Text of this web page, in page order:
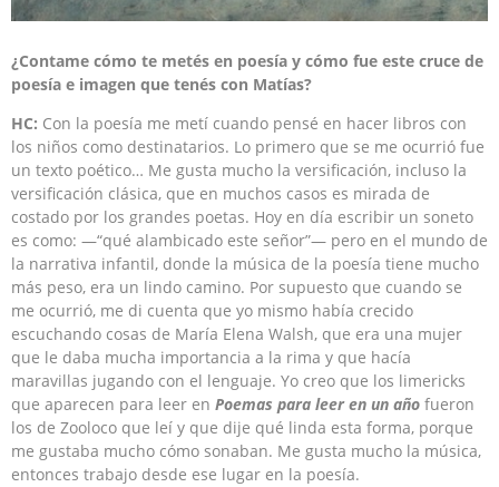
¿Contame cómo te metés en poesía y cómo fue este cruce de
poesía e imagen que tenés con Matías?
HC: Con la poesía me metí cuando pensé en hacer libros con
los niños como destinatarios. Lo primero que se me ocurrió fue
un texto poético… Me gusta mucho la versificación, incluso la
versificación clásica, que en muchos casos es mirada de
costado por los grandes poetas. Hoy en día escribir un soneto
es como: —“qué alambicado este señor”— pero en el mundo de
la narrativa infantil, donde la música de la poesía tiene mucho
más peso, era un lindo camino. Por supuesto que cuando se
me ocurrió, me di cuenta que yo mismo había crecido
escuchando cosas de María Elena Walsh, que era una mujer
que le daba mucha importancia a la rima y que hacía
maravillas jugando con el lenguaje. Yo creo que los limericks
que aparecen para leer en Poemas para leer en un año fueron
los de Zooloco que leí y que dije qué linda esta forma, porque
me gustaba mucho cómo sonaban. Me gusta mucho la música,
entonces trabajo desde ese lugar en la poesía.